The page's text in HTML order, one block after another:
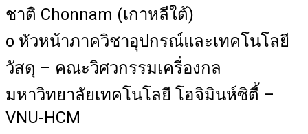
ชาติ Chonnam (เกาหลีใต้)
o หัวหน้าภาควิชาอุปกรณ์และเทคโนโลยี
วัสดุ – คณะวิศวกรรมเครื่องกล
มหาวิทยาลัยเทคโนโลยี โฮจิมินห์ซิตี้ –
VNU-HCM